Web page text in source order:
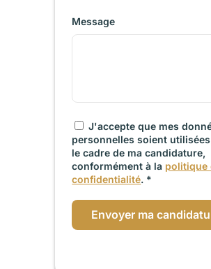
Message
J'accepte que mes
personnelles soient
le cadre de ma candidature,
conformément à la politique
confidentialité. *
Envoyer ma